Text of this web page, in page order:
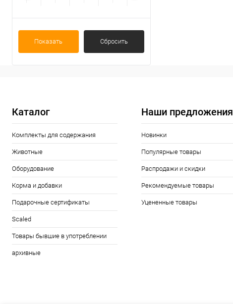
Показать Сбросить
Каталог
Комплекты для содержания
Животные
Оборудование
Корма и добавки
Подарочные сертификаты
Scaled
Товары бывшие в употреблении
архивные
Наши предложения
Новинки
Популярные товары
Распродажи и скидки
Рекомендуемые товары
Уцененные товары